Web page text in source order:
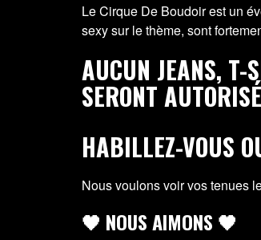
Le Cirque De Boudoir est un
sexy sur le thème, sont
AUCUN JEANS, T-
SERONT
HABILLEZ-VOUS
Nous voulons voir vos tenues
🖤 NOUS AIMONS 🖤